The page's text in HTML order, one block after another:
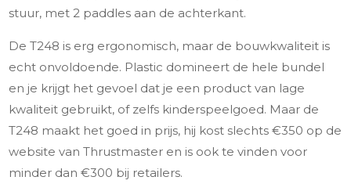
stuur, met 2 paddles aan de achterkant.
De T248 is erg ergonomisch, maar de bouwkwaliteit is
echt onvoldoende. Plastic domineert de hele bundel
en je krijgt het gevoel dat je een product van lage
kwaliteit gebruikt, of zelfs kinderspeelgoed. Maar de
T248 maakt het goed in prijs, hij kost slechts €350 op de
website van Thrustmaster en is ook te vinden voor
minder dan €300 bij retailers.